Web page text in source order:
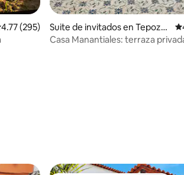
promedio: 4.77 de 5, 295 reseñas
4.77 (295)
Suite de invitados en Tepoztl
án
Casa Manantiales: terraza